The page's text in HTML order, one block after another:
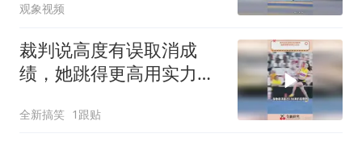
还早着，目标是进入奥运
会前八和突破亚洲纪录
观象视频
裁判说高度有误取消成
绩，她跳得更高用实力回
全新搞笑 1跟贴